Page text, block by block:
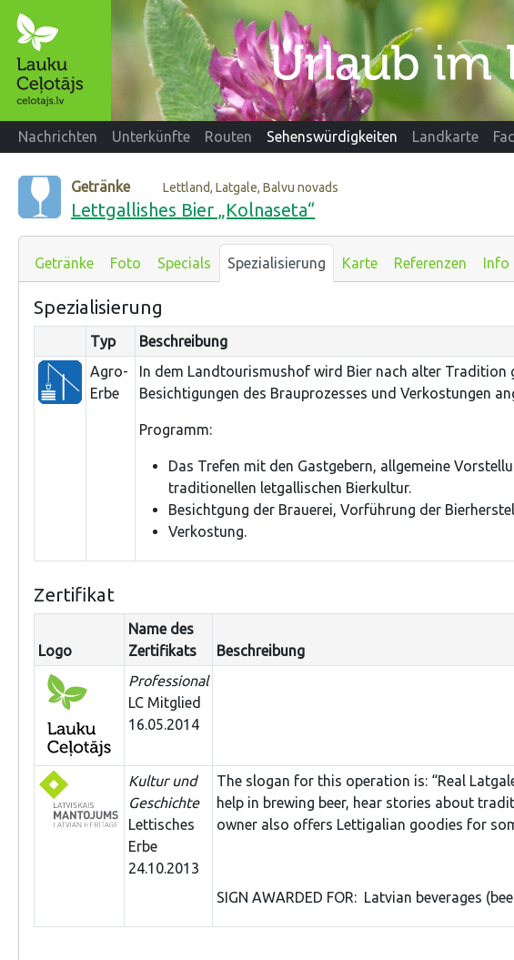
Nachrichten Unterkünfte Routen Sehenswürdigkeiten Landkarte
Getränke Lettland, Latgale, Balvu novads
Lettgallishes Bier „Kolnaseta“
Getränke Foto Specials Spezialisierung Karte Referenzen Info
Spezialisierung
Typ
Beschreibung
Agro-
Erbe
In dem Landtourismushof wird Bier nach alter Tradition
Besichtigungen des Brauprozesses und Verkostungen
Programm:
Das Trefen mit den Gastgebern, allgemeine
traditionellen letgallischen Bierkultur.
Besichtgung der Brauerei, Vorführung der
Verkostung.
Zertifikat
Logo
Name des
Zertifikats
Beschreibung
Professional
LC Mitglied
16.05.2014
Kultur und
Geschichte
Lettisches
Erbe
24.10.2013
The slogan for this operation is: “Real
help in brewing beer, hear stories about
owner also offers Lettigalian goodies for
SIGN AWARDED FOR: Latvian beverages